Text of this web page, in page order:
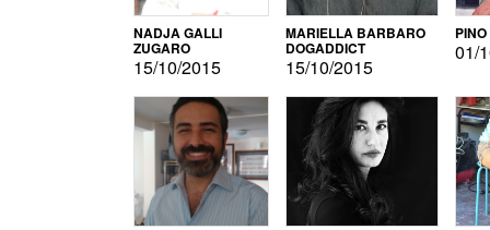
NADJA GALLI
ZUGARO
15/10/2015
MARIELLA BARBARO
DOGADDICT
15/10/2015
01/